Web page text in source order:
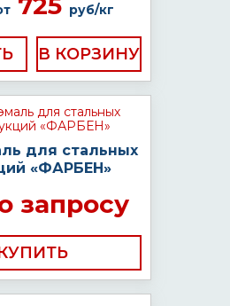
руб/кг
для стальных
«ФАРБЕН»
запросу